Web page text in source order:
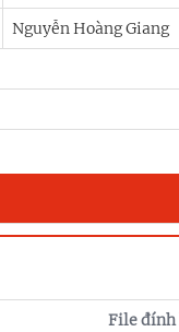
Nguyễn Hoàng Giang
File đính